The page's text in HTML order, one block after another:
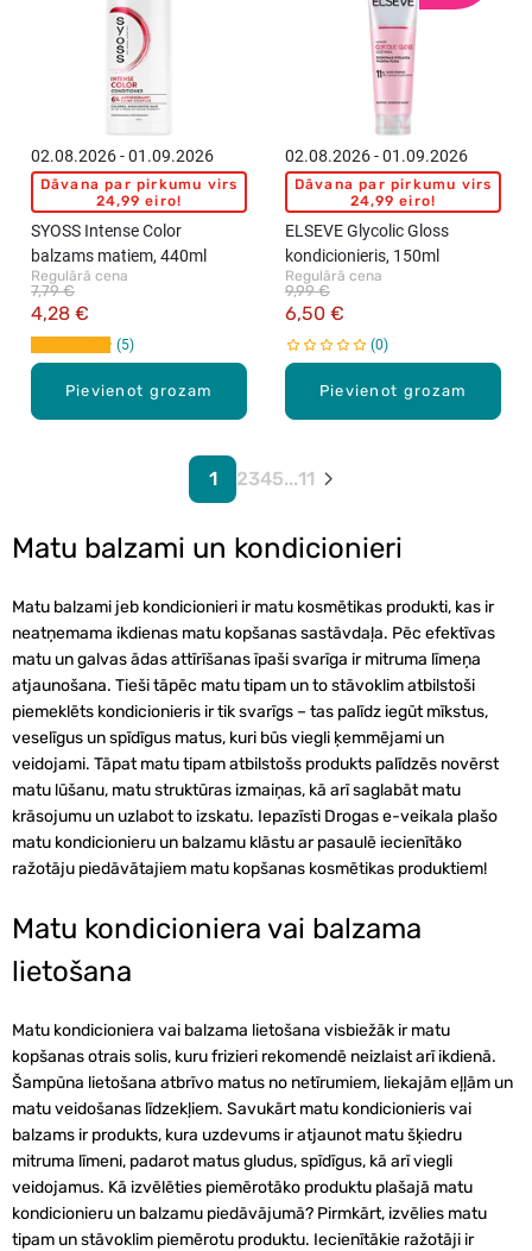
Pievienot grozam
02.08.2026 - 01.09.2026
Dāvana par pirkumu virs
24,99 eiro!
SYOSS Intense Color
balzams matiem, 440ml
Regulārā cena
4,28 €
7,79 €
5
Pievienot grozam
02.08.2026 - 01.09.2026
Dāvana par pirkumu virs
24,99 eiro!
ELSEVE Glycolic Gloss
kondicionieris, 150ml
Regulārā cena
6,50 €
9,99 €
0
1 2345...11
Matu balzami un kondicionieri
Matu balzami jeb kondicionieri ir matu kosmētikas produkti, kas ir
neatņemama ikdienas matu kopšanas sastāvdaļa. Pēc efektīvas
matu un galvas ādas attīrīšanas īpaši svarīga ir mitruma līmeņa
atjaunošana. Tieši tāpēc matu tipam un to stāvoklim atbilstoši
piemeklēts kondicionieris ir tik svarīgs – tas palīdz iegūt mīkstus,
veselīgus un spīdīgus matus, kuri būs viegli ķemmējami un
veidojami. Tāpat matu tipam atbilstošs produkts palīdzēs novērst
matu lūšanu, matu struktūras izmaiņas, kā arī saglabāt matu
krāsojumu un uzlabot to izskatu. Iepazīsti Drogas e-veikala plašo
matu kondicionieru un balzamu klāstu ar pasaulē iecienītāko
ražotāju piedāvātajiem matu kopšanas kosmētikas produktiem!
Matu kondicioniera vai balzama
lietošana
Matu kondicioniera vai balzama lietošana visbiežāk ir matu
kopšanas otrais solis, kuru frizieri rekomendē neizlaist arī ikdienā.
Šampūna lietošana atbrīvo matus no netīrumiem, liekajām eļļām un
matu veidošanas līdzekļiem. Savukārt matu kondicionieris vai
balzams ir produkts, kura uzdevums ir atjaunot matu šķiedru
mitruma līmeni, padarot matus gludus, spīdīgus, kā arī viegli
veidojamus. Kā izvēlēties piemērotāko produktu plašajā matu
kondicionieru un balzamu piedāvājumā? Pirmkārt, izvēlies matu
tipam un stāvoklim piemērotu produktu. Iecienītākie ražotāji ir